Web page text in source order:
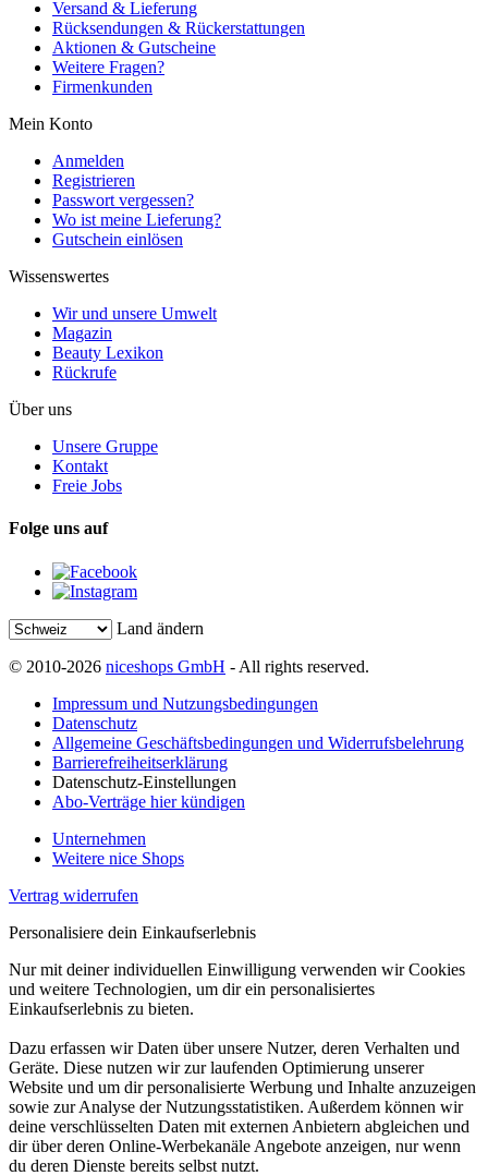
Versand & Lieferung
Rücksendungen & Rückerstattungen
Aktionen & Gutscheine
Weitere Fragen?
Firmenkunden
Mein Konto
Anmelden
Registrieren
Passwort vergessen?
Wo ist meine Lieferung?
Gutschein einlösen
Wissenswertes
Wir und unsere Umwelt
Magazin
Beauty Lexikon
Rückrufe
Über uns
Unsere Gruppe
Kontakt
Freie Jobs
Folge uns auf
Land ändern
© 2010-2026 niceshops GmbH - All rights reserved.
Impressum und Nutzungsbedingungen
Datenschutz
Allgemeine Geschäftsbedingungen und Widerrufsbelehrung
Barrierefreiheitserklärung
Datenschutz-Einstellungen
Abo-Verträge hier kündigen
Unternehmen
Weitere nice Shops
Vertrag widerrufen
Personalisiere dein Einkaufserlebnis
Nur mit deiner individuellen Einwilligung verwenden wir Cookies
und weitere Technologien, um dir ein personalisiertes
Einkaufserlebnis zu bieten.
Dazu erfassen wir Daten über unsere Nutzer, deren Verhalten und
Geräte. Diese nutzen wir zur laufenden Optimierung unserer
Website und um dir personalisierte Werbung und Inhalte anzuzeigen
sowie zur Analyse der Nutzungsstatistiken. Außerdem können wir
deine verschlüsselten Daten mit externen Anbietern abgleichen und
dir über deren Online-Werbekanäle Angebote anzeigen, nur wenn
du deren Dienste bereits selbst nutzt.